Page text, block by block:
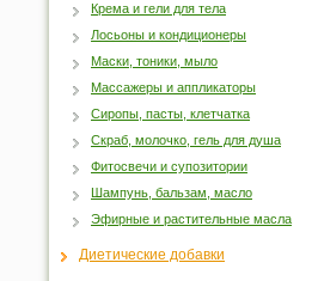
Крема и гели для тела
Лосьоны и кондиционеры
Маски, тоники, мыло
Массажеры и аппликаторы
Сиропы, пасты, клетчатка
Скраб, молочко, гель для душа
Фитосвечи и супозитории
Шампунь, бальзам, масло
Эфирные и растительные масла
Диетические добавки